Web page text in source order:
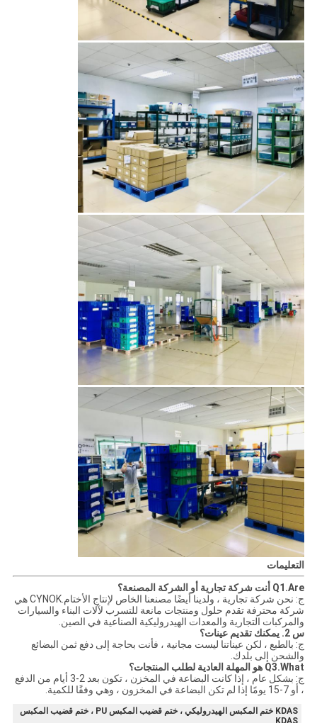
التعليمات
Q1.Are أنت شركة تجارية أو الشركة المصنعة؟
ج: نحن شركة تجارية ، ولدينا أيضًا مصنعنا الخاص لإنتاج الأختام.CYNOK هي
شركة محترفة تقدم حلول ومنتجات مانعة للتسرب لآلات البناء والسيارات
والمركبات التجارية والمعدات الهيدروليكية الصناعية في الصين.
س 2. يمكنك تقديم عينات؟
ج: بالطبع ، لكن عيناتنا ليست مجانية ، فأنت بحاجة إلى دفع ثمن البضائع
والشحن إلى بلدك.
Q3.What هو المهلة العادية لطلب المنتجات؟
ج: بشكل عام ، إذا كانت البضاعة في المخزن ، تكون بعد 2-3 أيام من الدفع
، أو 7-15 يومًا إذا لم تكن البضاعة في المخزون ، وهي وفقًا للكمية.
KDAS ختم المكبس الهيدروليكي ، ختم قضيب المكبس PU ، ختم قضيب المكبس